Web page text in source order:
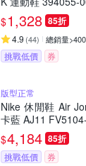
$1,328 85折
4.9 (44) 總銷量>400
挑戰低價 券
版型正常
Nike 休閒鞋 Air
卡藍 AJ11
$4,184 85折
挑戰低價 券